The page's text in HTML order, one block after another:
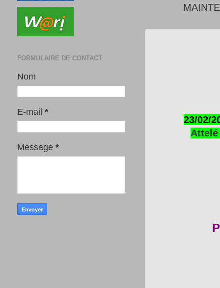
23/02/
Attelé
FORMULAIRE DE CONTACT
Nom
E-mail *
Message *